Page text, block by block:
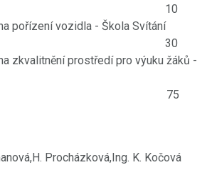
/ 5339 10
vozidla - Škola Svítání
/ 5333 30
prostředí pro výuku žáků -
75
Procházková,Ing. K. Kočová